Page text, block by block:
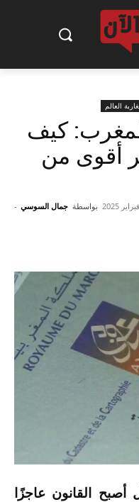
العالم
كيف
أقوى من
بواسطة جمال السوسي -
القانون عاجزًا